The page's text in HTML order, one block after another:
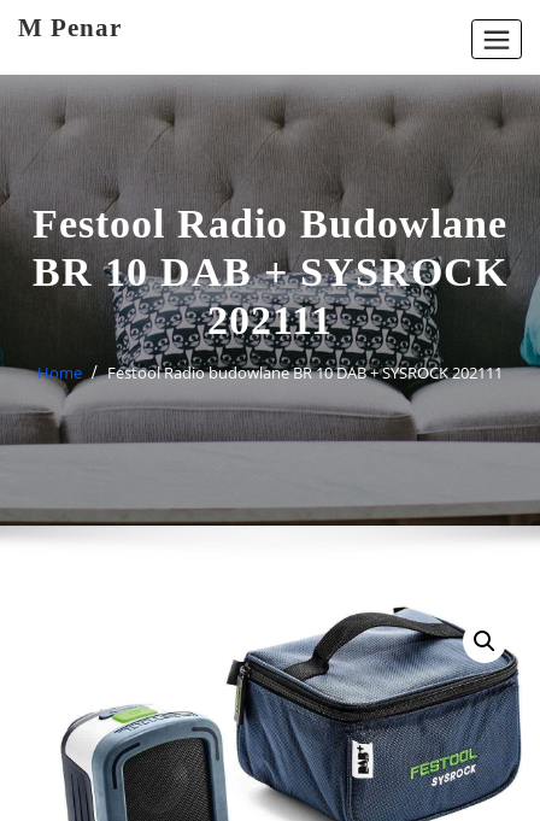
M Penar
Festool Radio Budowlane
BR 10 DAB + SYSROCK
202111
Home Festool Radio budowlane BR 10 DAB + SYSROCK 202111